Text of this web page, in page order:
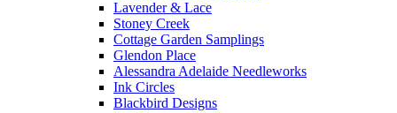
Lavender & Lace
Stoney Creek
Cottage Garden Samplings
Glendon Place
Alessandra Adelaide Needleworks
Ink Circles
Blackbird Designs